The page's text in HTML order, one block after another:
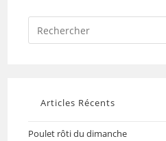
Articles Récents
Poulet rôti du dimanche